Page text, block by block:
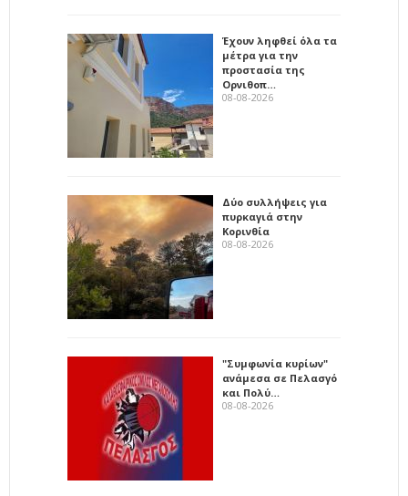
Έχουν ληφθεί όλα τα
μέτρα για την
προστασία της
Ορνιθοπ…
08-08-2026
Δύο συλλήψεις για
πυρκαγιά στην
Κορινθία
08-08-2026
"Συμφωνία κυρίων"
ανάμεσα σε Πελασγό
και Πολύ…
08-08-2026